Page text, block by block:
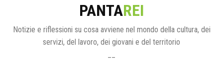
PANTAREI
Notizie e riflessioni su cosa avviene nel mondo della cultura, dei
servizi, del lavoro, dei giovani e del territorio